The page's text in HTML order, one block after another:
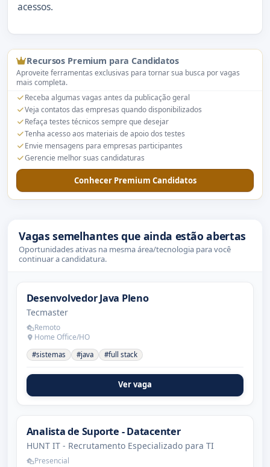
acessos.
Recursos Premium para Candidatos
Aproveite ferramentas exclusivas para tornar sua busca por vagas
mais completa.
Receba algumas vagas antes da publicação geral
Veja contatos das empresas quando disponibilizados
Refaça testes técnicos sempre que desejar
Tenha acesso aos materiais de apoio dos testes
Envie mensagens para empresas participantes
Gerencie melhor suas candidaturas
Conhecer Premium Candidatos
Vagas semelhantes que ainda estão abertas
Oportunidades ativas na mesma área/tecnologia para você
continuar a candidatura.
Desenvolvedor Java Pleno
Tecmaster
Remoto
Home Office/HO
#sistemas #java #full stack
Ver vaga
Analista de Suporte - Datacenter
HUNT IT - Recrutamento Especializado para TI
Presencial